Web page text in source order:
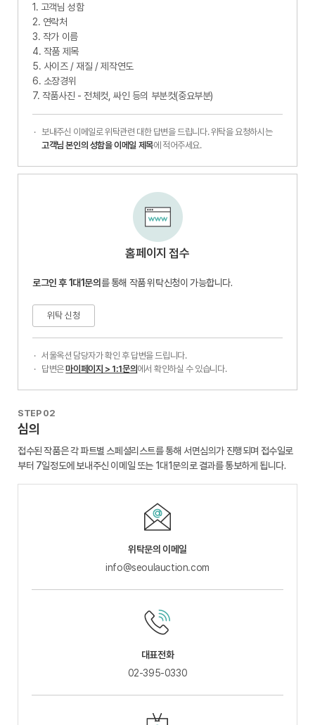
1. 고객님 성함
2. 연락처
3. 작가 이름
4. 작품 제목
5. 사이즈 / 재질 / 제작연도
6. 소장경위
7. 작품사진 - 전체컷, 싸인 등의 부분컷(중요부분)
보내주신 이메일로 위탁관련 대한 답변을 드립니다. 위탁을 요청하시는
고객님 본인의 성함을 이메일 제목에 적어주세요.
홈페이지 접수
로그인 후 1대1문의를 통해 작품 위탁신청이 가능합니다.
위탁 신청
서울옥션 담당자가 확인 후 답변을 드립니다.
답변은마이페이지 > 1:1문의 에서 확인하실 수 있습니다.
STEP 02
심의
접수된 작품은 각 파트별 스페셜리스트를 통해 서면심의가 진행되며 접수일로
부터 7일정도에 보내주신 이메일 또는 1대1문의로 결과를 통보하게 됩니다.
위탁문의 이메일
info@seoulauction.com
대표전화
02-395-0330